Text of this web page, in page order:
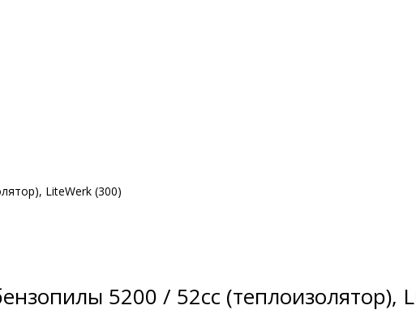
LiteWerk (300)
5200 / 52cc (теплоизолятор),